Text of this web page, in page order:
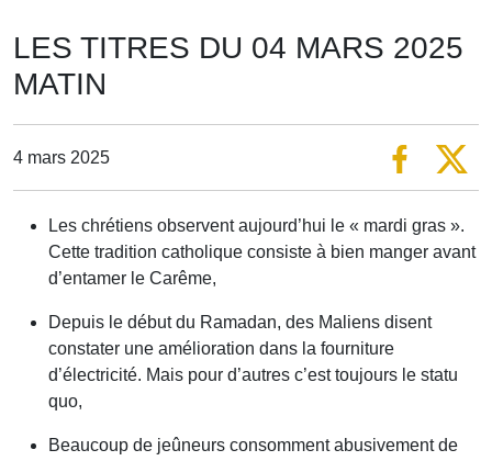
LES TITRES DU 04 MARS 2025
MATIN
4 mars 2025
Les chrétiens observent aujourd’hui le « mardi gras ».
Cette tradition catholique consiste à bien manger avant
d’entamer le Carême,
Depuis le début du Ramadan, des Maliens disent
constater une amélioration dans la fourniture
d’électricité. Mais pour d’autres c’est toujours le statu
quo,
Beaucoup de jeûneurs consomment abusivement de